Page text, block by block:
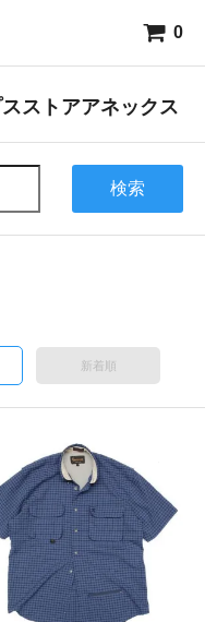
0
ストアアネックス
検索
新着順